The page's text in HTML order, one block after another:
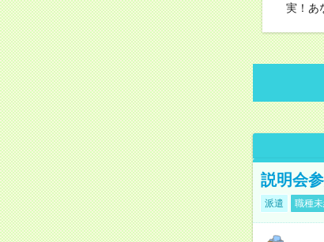
実！あ
説明会
派遣 職種